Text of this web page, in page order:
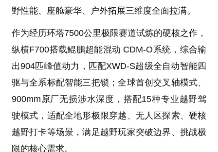
野性能、座舱豪华、户外拓展三维度全面拉满。
作为经历环塔7500公里极限赛道试炼的硬核之作，
纵横F700搭载鲲鹏超能混动 CDM-O系统，综合输
出904匹峰值动力，匹配XWD-S超级全自动智能四
驱与全系标配智能三把锁；全球首创交叉轴模式、
900mm原厂无损涉水深度，搭配15种专业越野驾
驶模式，适配全地形极限穿越、无人区探索、硬核
越野打卡等场景，满足越野玩家突破边界、挑战极
限的核心需求。